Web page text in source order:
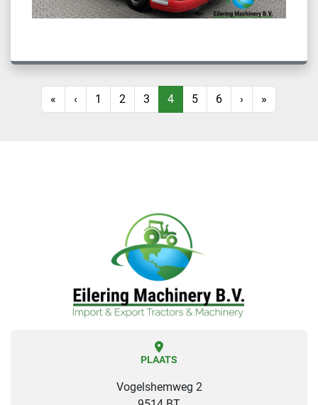
« ‹ 1 2 3 4 5 6 › »
PLAATS
Vogelshemweg 2